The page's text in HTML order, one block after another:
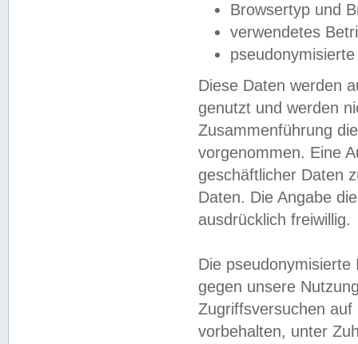
Browsertyp und
verwendetes
Diese Daten werden
genutzt und werden
Zusammenführung
vorgenommen. Eine
geschäftlicher Daten
Daten. Die Angabe
ausdrücklich freiwillig.
Die
gegen unsere
Zugriffsversuchen
vorbehalten, unter